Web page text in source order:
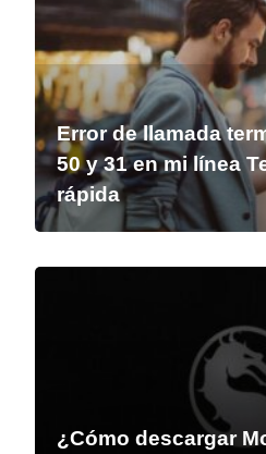
Error de llamada
50 y 31 en mi línea
rápida
¿Cómo descargar